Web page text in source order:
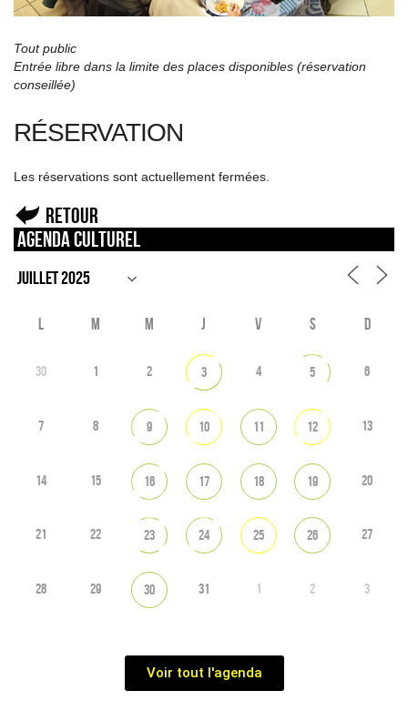
Tout public
Entrée libre dans la limite des places disponibles (réservation
conseillée)
RÉSERVATION
Les réservations sont actuellement fermées.
Retour
Agenda culturel
L M M J V S D
30 1 2 3 4 5 6
7 8 9 10 11 12 13
14 15 16 17 18 19 20
21 22 23 24 25 26 27
28 29 30 31 1 2 3
Voir tout l'agenda